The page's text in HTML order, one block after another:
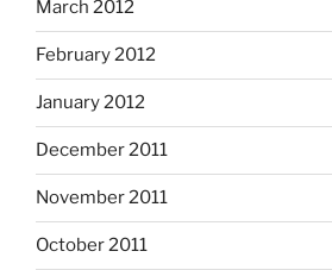
March 2012
February 2012
January 2012
December 2011
November 2011
October 2011